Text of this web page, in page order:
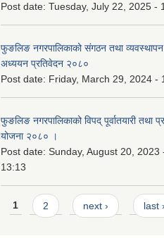
Post date: Tuesday, July 22, 2025 -
फुङलिङ नगरपालिकाको संगठन तथा व्यवस्थापन
अध्ययन प्रतिवेदन २०८०
Post date: Friday, March 29, 2024 -
फुङलिङ नगरपालिकाको विपद् पूर्वातयारी तथा
योजना २०८० ।
Post date: Sunday, August 20, 2023
13:13
Pages
1 2 next › last